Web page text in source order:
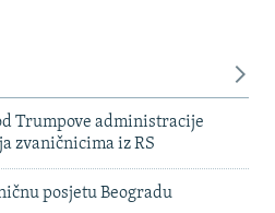
Trumpove administracije
zvaničnicima iz RS
posjetu Beogradu